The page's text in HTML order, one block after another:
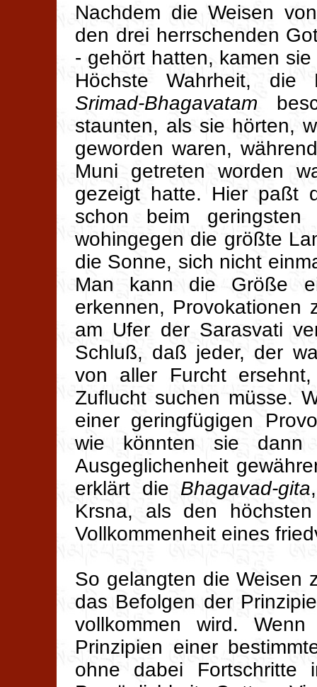
Nachdem die Weisen
den drei herrschenden
- gehört hatten, kamen
Höchste Wahrheit, die
Srimad-Bhagavatam
staunten, als sie hörten,
geworden waren,
Muni getreten worden
gezeigt hatte. Hier paßt
schon beim
wohingegen die größte
die Sonne, sich nicht
Man kann die Größe
erkennen, Provokationen
am Ufer der Sarasvati
Schluß, daß jeder, der
von aller Furcht
Zuflucht suchen müsse.
einer geringfügigen
wie könnten sie dann
Ausgeglichenheit
erklärt die Bhagavad-gita
Krsna, als den
Vollkommenheit eines
So gelangten die Weisen
das Befolgen der
vollkommen wird.
Prinzipien einer
ohne dabei Fortschritte